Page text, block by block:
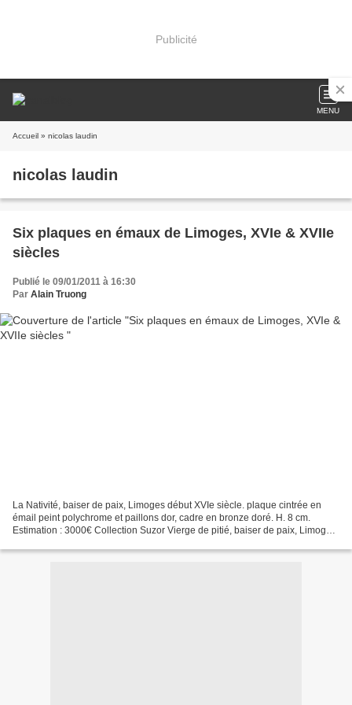
Publicité
MENU
Accueil » nicolas laudin
nicolas laudin
Six plaques en émaux de Limoges, XVIe & XVIIe
siècles
Publié le 09/01/2011 à 16:30
Par Alain Truong
La Nativité, baiser de paix, Limoges début XVIe siècle. plaque cintrée en
émail peint polychrome et paillons dor, cadre en bronze doré. H. 8 cm.
Estimation : 3000€ Collection Suzor Vierge de pitié, baiser de paix, Limoges